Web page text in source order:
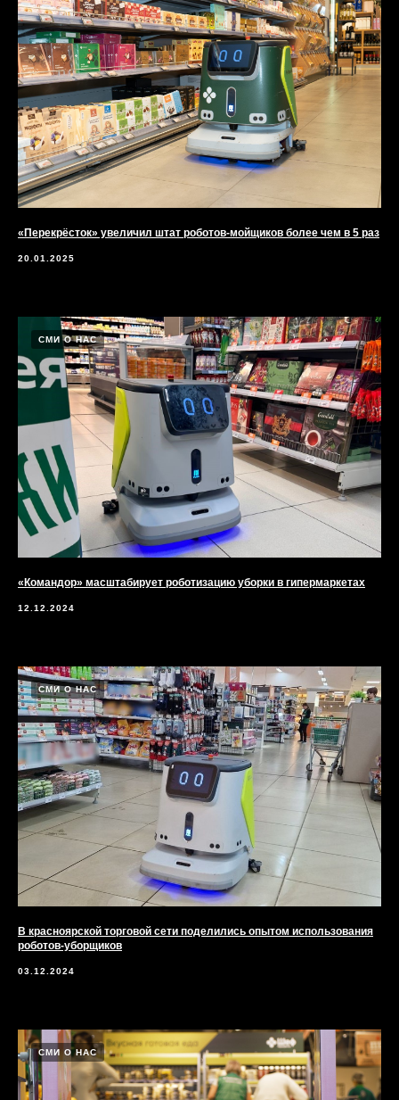
«Перекрёсток» увеличил штат роботов-мойщиков более чем в 5 раз
20.01.2025
СМИ О НАС
«Командор» масштабирует роботизацию уборки в гипермаркетах
12.12.2024
СМИ О НАС
В красноярской торговой сети поделились опытом использования
роботов-уборщиков
03.12.2024
СМИ О НАС